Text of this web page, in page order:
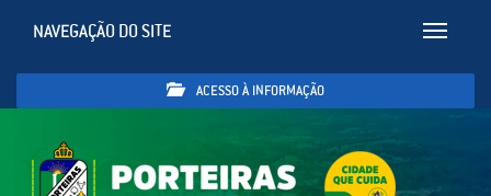
Toggle
NAVEGAÇÃO DO SITE
ACESSO À INFORMAÇÃO